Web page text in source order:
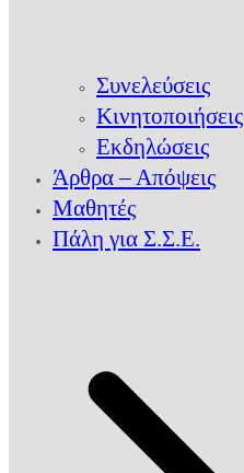
Συνελεύσεις
Κινητοποιήσεις
Εκδηλώσεις
Άρθρα – Απόψεις
Μαθητές
Πάλη για Σ.Σ.Ε.